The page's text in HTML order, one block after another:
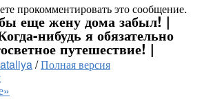
прокомментировать это сообщение.
еще жену дома забыл! |
нибудь я обязательно
путешествие! |
/Полная версия